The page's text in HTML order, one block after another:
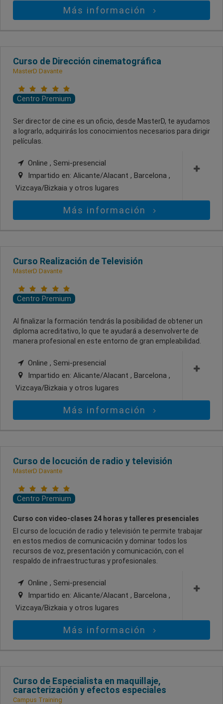
Más información
Curso de Dirección cinematográfica
MasterD Davante
Centro Premium
Ser director de cine es un oficio, desde MasterD, te ayudamos
a lograrlo, adquirirás los conocimientos necesarios para dirigir
películas.
Online , Semi-presencial
Impartido en: Alicante/Alacant , Barcelona ,
Vizcaya/Bizkaia y otros lugares
Más información
Curso Realización de Televisión
MasterD Davante
Centro Premium
Al finalizar la formación tendrás la posibilidad de obtener un
diploma acreditativo, lo que te ayudará a desenvolverte de
manera profesional en este entorno de gran empleabilidad.
Online , Semi-presencial
Impartido en: Alicante/Alacant , Barcelona ,
Vizcaya/Bizkaia y otros lugares
Más información
Curso de locución de radio y televisión
MasterD Davante
Centro Premium
Curso con video-clases 24 horas y talleres presenciales
El curso de locución de radio y televisión te permite trabajar
en estos medios de comunicación y dominar todos los
recursos de voz, presentación y comunicación, con el
respaldo de infraestructuras y profesionales.
Online , Semi-presencial
Impartido en: Alicante/Alacant , Barcelona ,
Vizcaya/Bizkaia y otros lugares
Más información
Curso de Especialista en maquillaje,
caracterización y efectos especiales
Campus Training